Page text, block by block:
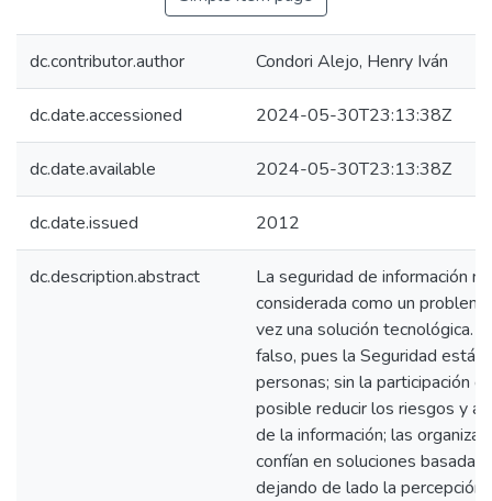
dc.contributor.author Condori Alejo, Henry Iván
dc.date.accessioned 2024-05-30T23:13:38Z
dc.date.available 2024-05-30T23:13:38Z
dc.date.issued 2012
dc.description.abstract
La seguridad de información
considerada como un
vez una solución tecnológica.
falso, pues la Seguridad está
personas; sin la participación
posible reducir los riesgos y
de la información; las
confían en soluciones
dejando de lado la percepción